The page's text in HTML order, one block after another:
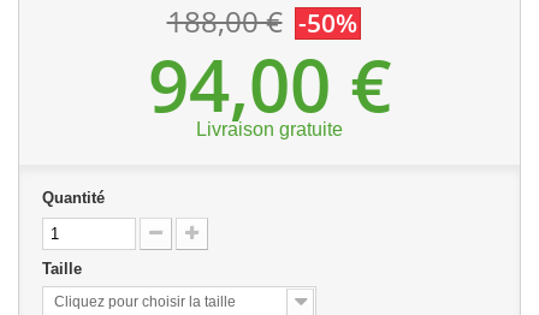
188,00 € -50%
94,00 €
Livraison gratuite
Quantité
Taille
Cliquez pour choisir la taille